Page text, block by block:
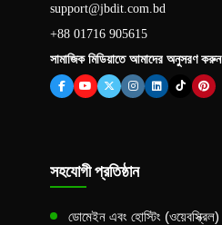
support@jbdit.com.bd
+88 01716 905615
সামাজিক মিডিয়াতে আমাদের অনুসরণ করুন
সহযোগী প্রতিষ্ঠান
ডোমেইন এবং হোস্টিং (ওয়েবস্ক্রিল)